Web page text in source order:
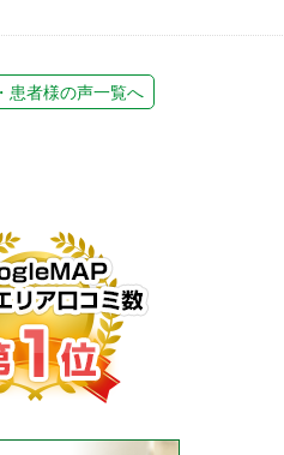
患者様の声一覧へ